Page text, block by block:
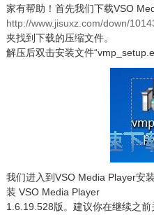
家有帮助！首先我们下载VSO
http://www.jisuxz.com/down/
夹找到下载的压缩文件。
解压后双击安装文件
我们进入到VSO Media Player安
装 VSO Media Player
1.6.19.528版。建议你在继续之